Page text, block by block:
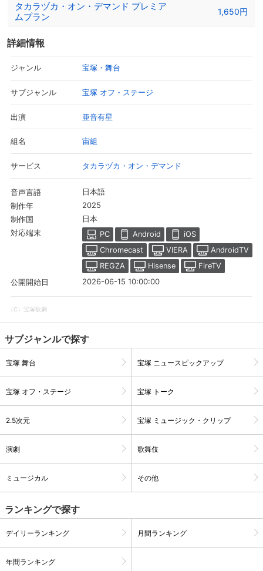
会員設定
会員情報変更
基本情報、本人連絡先、パスワード 、クレ
ジットカード情報の変更が可能です。
購入明細 ４ヵ月分の購入明細の確認が可能です。
現在獲得済みのお得なクーポンを確認でき
ます。
レンタル、購入、定額見放題の購入履歴の
確認が可能です。こちらから視聴いただく
と便利です。
お気に入りに登録した作品を確認できま
タカラヅカ・オン・デマンド プレミア
ムプラン
1,650円
詳細情報
ジャンル 宝塚・舞台
サブジャンル 宝塚 オフ・ステージ
出演 亜音有星
組名 宙組
サービス タカラヅカ・オン・デマンド
音声言語 日本語
制作年 2025
制作国 日本
対応端末 PC Android
iOS
Chromecast
VIERA
AndroidTV
REGZA
Hisense
FireTV
公開開始日
2026-06-15 10:00:00
（C）宝塚歌劇
サブジャンルで探す
宝塚 舞台 宝塚 ニュースピックアップ
宝塚 オフ・ステージ 宝塚 トーク
2.5次元 宝塚 ミュージック・クリップ
演劇 歌舞伎
ミュージカル その他
ランキングで探す
デイリーランキング 月間ランキング
年間ランキング